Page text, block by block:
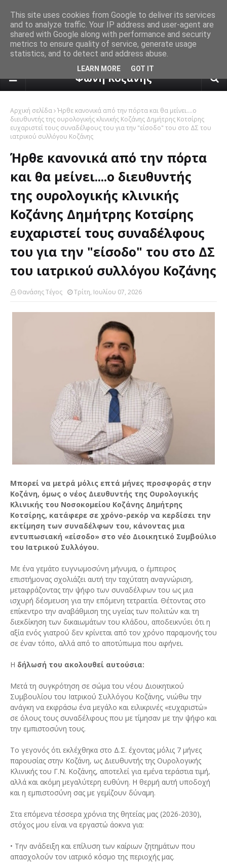
πρόγνωση καιρού από το
Φωνή Κοζάνης
Αρχική σελίδα Ήρθε κανονικά από την πόρτα και θα μείνει....ο
διευθυντής της ουρολογικής κλινικής Κοζάνης Δημήτρης Κοτσίρης
ευχαριστεί τους συναδέλφους του για την "είσοδο" του στο ΔΣ του
ιατρικού συλλόγου Κοζάνης
Ήρθε κανονικά από την πόρτα
και θα μείνει....ο διευθυντής
της ουρολογικής κλινικής
Κοζάνης Δημήτρης Κοτσίρης
ευχαριστεί τους συναδέλφους
του για την "είσοδο" του στο ΔΣ
του ιατρικού συλλόγου Κοζάνης
Θανάσης Τέγος Τρίτη, Ιουλίου 07, 2026
Μπορεί να μετρά μόλις επτά μήνες προσφοράς στην
Κοζάνη, όμως ο νέος Διευθυντής της Ουρολογικής
Κλινικής του Νοσοκομείου Κοζάνης Δημήτρης
Κοτσίρης, κατάφερε σε χρόνο-ρεκόρ να κερδίσει την
εκτίμηση των συναδέλφων του, κάνοντας μια
εντυπωσιακή «είσοδο» στο νέο Διοικητικό Συμβούλιο
του Ιατρικού Συλλόγου.
Με ένα γεμάτο ευγνωμοσύνη μήνυμα, ο έμπειρος
επιστήμονας σχολιάζει αυτή την ταχύτατη αναγνώριση,
μεταφράζοντας την ψήφο των συναδέλφων του ως μια
ισχυρή δέσμευση για την επόμενη τετραετία. Θέτοντας στο
επίκεντρο την αναβάθμιση της υγείας των πολιτών και τη
διεκδίκηση των δικαιωμάτων του κλάδου, αποδεικνύει ότι η
αξία ενός γιατρού δεν κρίνεται από τον χρόνο παραμονής του
σε έναν τόπο, αλλά από το αποτύπωμα που αφήνει.
Η δήλωσή του ακολουθεί αυτούσια:
Μετά τη συγκρότηση σε σώμα του νέου Διοικητικού
Συμβουλίου του Ιατρικού Συλλόγου Κοζάνης, νιώθω την
ανάγκη να εκφράσω ένα μεγάλο και ειλικρινές «ευχαριστώ»
σε όλους τους συναδέλφους που με τίμησαν με την ψήφο και
την εμπιστοσύνη τους.
Το γεγονός ότι εκλέχθηκα στο Δ.Σ. έχοντας μόλις 7 μήνες
παρουσίας στην Κοζάνη, ως Διευθυντής της Ουρολογικής
Κλινικής του Γ.Ν. Κοζάνης, αποτελεί για εμένα τεράστια τιμή,
αλλά και ακόμη μεγαλύτερη ευθύνη. Η θερμή αυτή υποδοχή
και η εμπιστοσύνη σας με γεμίζουν δύναμη.
Στα επόμενα τέσσερα χρόνια της θητείας μας (2026-2030),
στόχος μου είναι να εργαστώ άοκνα για:
• Την ανάδειξη και επίλυση των καίριων ζητημάτων που
απασχολούν τον ιατρικό κόσμο της περιοχής μας.
This site uses cookies from Google to deliver its services
and to analyze traffic. Your IP address and user-agent are
shared with Google along with performance and security
metrics to ensure quality of service, generate usage
statistics, and to detect and address abuse.
LEARN MORE GOT IT